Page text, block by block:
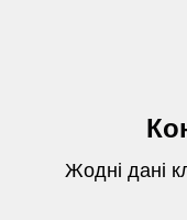
Жодні дані